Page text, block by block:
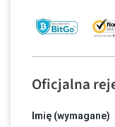
Oficjalna
Imię (wymagane)